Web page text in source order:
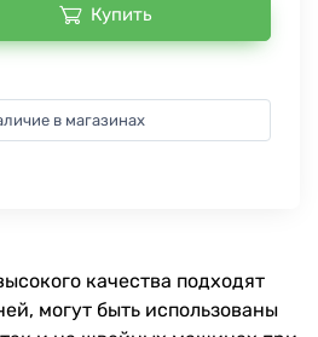
Купить
в магазинах
качества подходят
могут быть использованы